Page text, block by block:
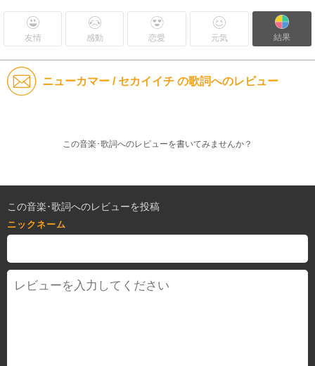
友情 感動 恋愛 元気 結果
ニューカマー / セカイイチ の歌詞へのレビュー
この音楽･歌詞へのレビューを書いてみませんか？
この音楽･歌詞へのレビューを投稿
ニックネーム